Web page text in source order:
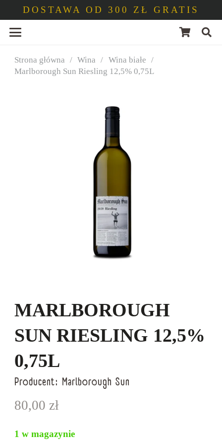
DOSTAWA OD 300 ZŁ GRATIS
Strona główna / Wina / Wina białe /
Marlborough Sun Riesling 12,5% 0,75L
MARLBOROUGH
SUN RIESLING 12,5%
0,75L
Producent: Marlborough Sun
80,00 zł
1 w magazynie